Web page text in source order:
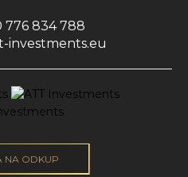
776 834 788
investments.eu
NA ODKUP